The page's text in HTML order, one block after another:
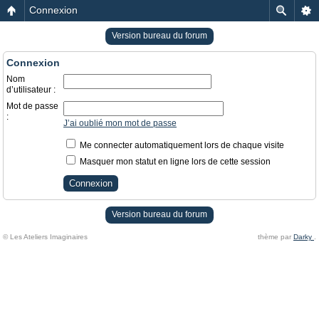
Connexion
Version bureau du forum
Connexion
Nom
d’utilisateur :
Mot de passe
:
J’ai oublié mon mot de passe
Me connecter automatiquement lors de chaque visite
Masquer mon statut en ligne lors de cette session
Version bureau du forum
© Les Ateliers Imaginaires thème par Darky